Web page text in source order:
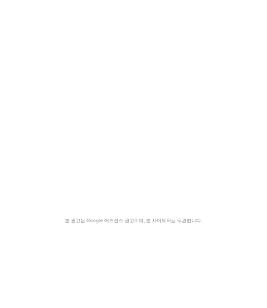
본 광고는 Google 애드센스 광고이며, 본 사이트와는 무관합니다.